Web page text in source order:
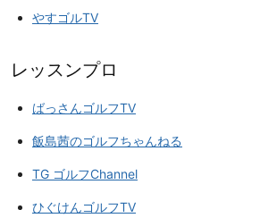
やすゴルTV
レッスンプロ
ばっさんゴルフTV
飯島茜のゴルフちゃんねる
TG ゴルフChannel
ひぐけんゴルフTV